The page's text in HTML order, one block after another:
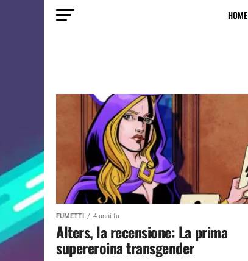
HOME
FUMETTI 4 anni fa
Alters, la recensione: La prima
supereroina transgender